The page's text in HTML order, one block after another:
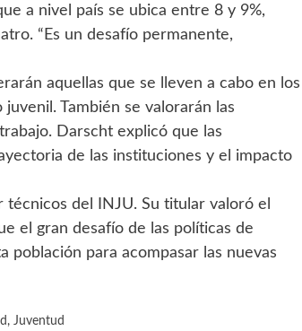
a nivel país se ubica entre 8 y 9%,
“Es un desafío permanente,
aquellas que se lleven a cabo en los
También se valorarán las
Darscht explicó que las
de las instituciones y el impacto
del INJU. Su titular valoró el
el gran desafío de las políticas de
población para acompasar las nuevas
, Juventud